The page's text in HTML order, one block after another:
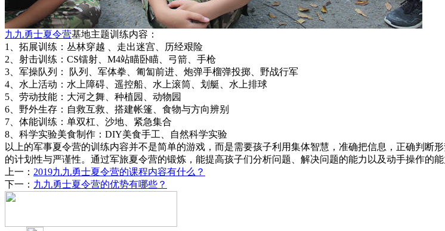
九九勇士夏令营基地主题训练内容：
1、拓展训练：丛林穿越 、走出迷宫、历经艰险
2、射击训练：CS镭射、M4站瞄卧瞄、弓箭、手枪
3、军操队列： 队列、军体拳、匍匐前进、炮弹手榴弹投掷、野战行军
4、水上活动：水上障碍、遥控船、水上滚筒、划艇、水上排球
5、劳动技能：大河之舞、种植园、动物园
6、野外生存：自救互救、搭建帐篷、食物与方向辨别
7、体能训练：单双杠、沙地、紧急集合
8、科学实验美食制作：DIY美食手工、自然科学实验
以上的军事夏令营的训练内容并不是简单的游戏，而是需要孩子利用集体智慧，准确把信息，正确判
的计划性与严谨性。通过军旅夏令营的锻炼，能提高孩子们分析问题、解决问题的能力以及动手操作的能
上一： 2019九九勇士夏令营的课程内容有什么？
下一： 九九勇士夏令营的优势有哪些？